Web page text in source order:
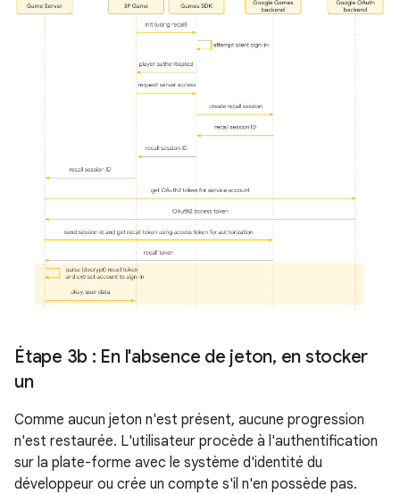
Étape 3b : En l'absence de jeton, en stocker
un
Comme aucun jeton n'est présent, aucune progression
n'est restaurée. L'utilisateur procède à l'authentification
sur la plate-forme avec le système d'identité du
développeur ou crée un compte s'il n'en possède pas.